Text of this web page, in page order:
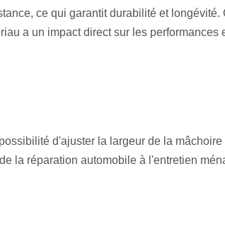
ce qui garantit durabilité et
a un impact direct sur les
d'ajuster la largeur de la
la réparation automobile à l'entretien